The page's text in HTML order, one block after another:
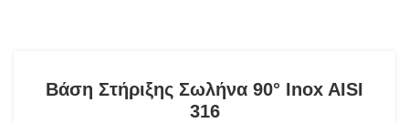
Βάση Στήριξης Σωλήνα 90° Inox AISI
316